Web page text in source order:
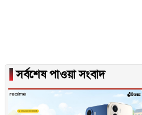
▐সর্বশেষ পাওয়া সংবাদ